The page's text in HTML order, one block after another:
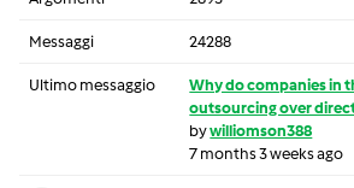
Messaggi 24288
Ultimo messaggio
Why do companies in
outsourcing over
bywilliomson388
7 months 3 weeks ago